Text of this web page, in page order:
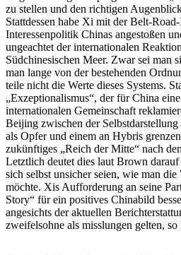
zu stellen und den richtigen
Stattdessen habe Xi mit der Belt-
Interessenpolitik Chinas angestoßen
ungeachtet der internationalen
Südchinesischen Meer. Zwar sei man
man lange von der bestehenden
teile nicht die Werte dieses Systems.
„Exzeptionalismus“, der für China
internationalen Gemeinschaft
Beijing zwischen der Selbstdarstellung
als Opfer und einem an Hybris
zukünftiges „Reich der Mitte“ nach
Letztlich deutet dies laut Brown
sich selbst unsicher seien, wie man
möchte. Xis Aufforderung an seine
Story“ für ein positives Chinabild
angesichts der aktuellen
zweifelsohne als misslungen gelten,